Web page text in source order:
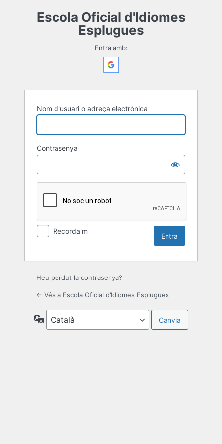
Escola Oficial d'Idiomes
Esplugues
Entra amb:
Nom d'usuari o adreça electrònica
Contrasenya
Recorda'm
Heu perdut la contrasenya?
← Vés a Escola Oficial d'Idiomes Esplugues
Idioma